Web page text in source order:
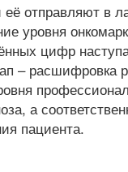
отправляют в
уровня
цифр
– расшифровка
а
пациента.